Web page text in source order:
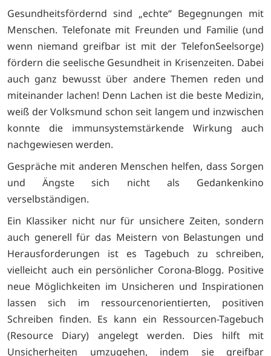
Gesundheitsfördernd sind „echte“ Begegnungen mit
Menschen. Telefonate mit Freunden und Familie (und
wenn niemand greifbar ist mit der TelefonSeelsorge)
fördern die seelische Gesundheit in Krisenzeiten. Dabei
auch ganz bewusst über andere Themen reden und
miteinander lachen! Denn Lachen ist die beste Medizin,
weiß der Volksmund schon seit langem und inzwischen
konnte die immunsystemstärkende Wirkung auch
nachgewiesen werden.
Gespräche mit anderen Menschen helfen, dass Sorgen
und Ängste sich nicht als Gedankenkino
verselbständigen.
Ein Klassiker nicht nur für unsichere Zeiten, sondern
auch generell für das Meistern von Belastungen und
Herausforderungen ist es Tagebuch zu schreiben,
vielleicht auch ein persönlicher Corona-Blogg. Positive
neue Möglichkeiten im Unsicheren und Inspirationen
lassen sich im ressourcenorientierten, positiven
Schreiben finden. Es kann ein Ressourcen-Tagebuch
(Resource Diary) angelegt werden. Dies hilft mit
Unsicherheiten umzugehen, indem sie greifbar